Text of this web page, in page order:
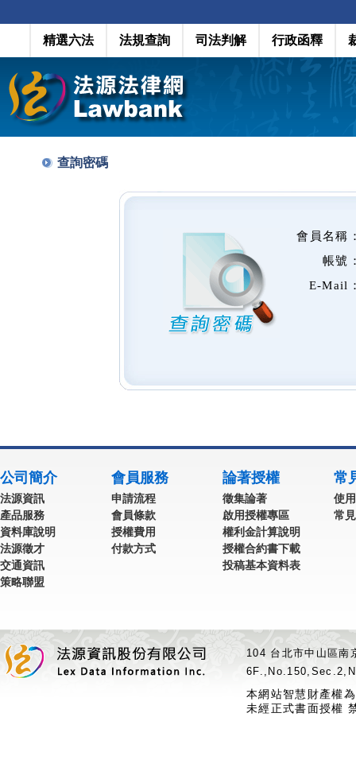
精選六法 法規查詢 司法判解 行政函釋
查詢密碼
會員名稱
帳號
E-Mail
公司簡介
法源資訊
產品服務
資料庫說明
法源徵才
交通資訊
策略聯盟
會員服務
申請流程
會員條款
授權費用
付款方式
論著授權
徵集論著
啟用授權專區
權利金計算說明
授權合約書下載
投稿基本資料表
常
使
常
104 台北市中山區
本網站智慧財產權
未經正式書面授權